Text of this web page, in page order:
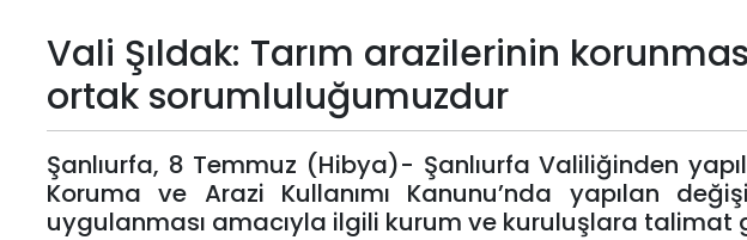
Yaşam
Kültür
Sanat
Vali Şıldak: Tarım arazilerinin
ortak sorumluluğumuzdur
Şanlıurfa, 8 Temmuz (Hibya)- Şanlıurfa Valiliğinden
Koruma ve Arazi Kullanımı Kanunu’nda yapılan
uygulanması amacıyla ilgili kurum ve kuruluşlara talimat